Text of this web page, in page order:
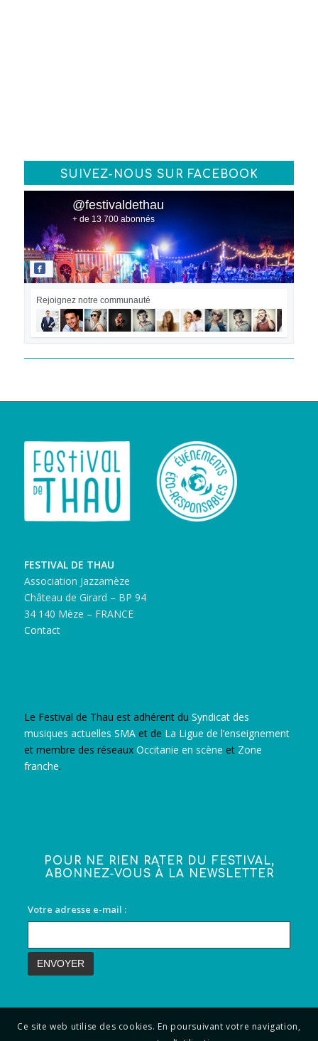
SUIVEZ-NOUS SUR FACEBOOK
@festivaldethau
+ de 13 700 abonnés
Rejoignez notre communauté
FESTIVAL DE THAU
Association Jazzamèze
Château de Girard – BP 94
34 140 Mèze – FRANCE
Contact
Le Festival de Thau est adhérent du Syndicat des
musiques actuelles SMAet de La Ligue de l’enseignement
et membre des réseaux Occitanie en scène et Zone
franche.
POUR NE RIEN RATER DU FESTIVAL,
ABONNEZ-VOUS À LA NEWSLETTER
Votre adresse e-mail :
Ce site web utilise des cookies. En poursuivant votre navigation,